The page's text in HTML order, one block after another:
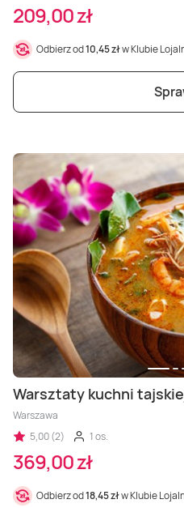
209,00 zł
Odbierz od10,45 złw Klubie
Warsztaty kuchni
Warszawa
5,00 (2)
1 os.
369,00 zł
Odbierz od18,45 złw Klubie